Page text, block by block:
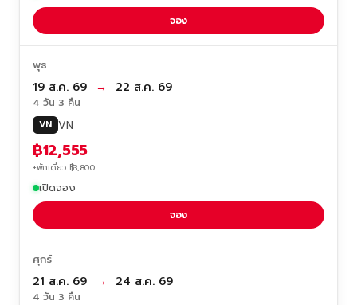
จอง
พุธ
19 ส.ค. 69 → 22 ส.ค. 69
4 วัน 3 คืน
VN VN
฿12,555
+พักเดี่ยว ฿3,800
เปิดจอง
จอง
ศุกร์
21 ส.ค. 69 → 24 ส.ค. 69
4 วัน 3 คืน